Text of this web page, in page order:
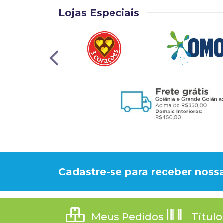
Lojas Especiais
Cadastre-se para receber
Meus Pedidos